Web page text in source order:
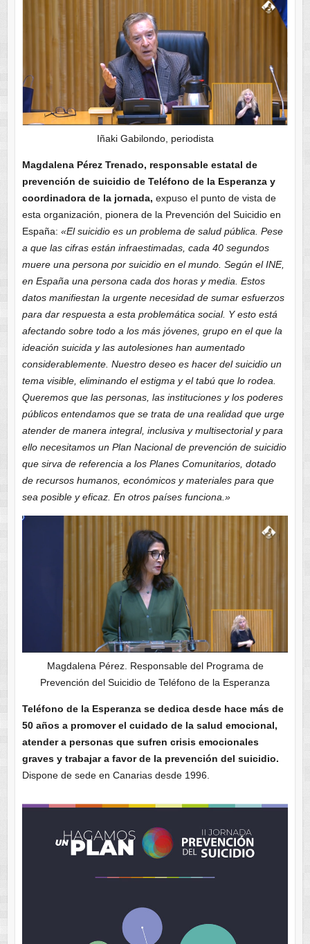
Iñaki Gabilondo, periodista
Magdalena Pérez Trenado, responsable estatal de
prevención de suicidio de Teléfono de la Esperanza y
coordinadora de la jornada, expuso el punto de vista de
esta organización, pionera de la Prevención del Suicidio en
España: «El suicidio es un problema de salud pública. Pese
a que las cifras están infraestimadas, cada 40 segundos
muere una persona por suicidio en el mundo. Según el INE,
en España una persona cada dos horas y media. Estos
datos manifiestan la urgente necesidad de sumar esfuerzos
para dar respuesta a esta problemática social. Y esto está
afectando sobre todo a los más jóvenes, grupo en el que la
ideación suicida y las autolesiones han aumentado
considerablemente. Nuestro deseo es hacer del suicidio un
tema visible, eliminando el estigma y el tabú que lo rodea.
Queremos que las personas, las instituciones y los poderes
públicos entendamos que se trata de una realidad que urge
atender de manera integral, inclusiva y multisectorial y para
ello necesitamos un Plan Nacional de prevención de suicidio
que sirva de referencia a los Planes Comunitarios, dotado
de recursos humanos, económicos y materiales para que
sea posible y eficaz. En otros países funciona.»
Magdalena Pérez. Responsable del Programa de
Prevención del Suicidio de Teléfono de la Esperanza
Teléfono de la Esperanza se dedica desde hace más de
50 años a promover el cuidado de la salud emocional,
atender a personas que sufren crisis emocionales
graves y trabajar a favor de la prevención del suicidio.
Dispone de sede en Canarias desde 1996.